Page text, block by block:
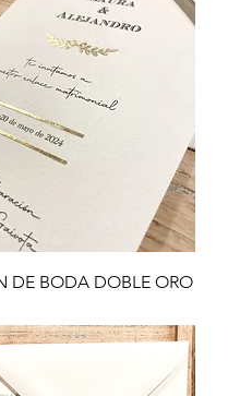
DE BODA DOBLE ORO